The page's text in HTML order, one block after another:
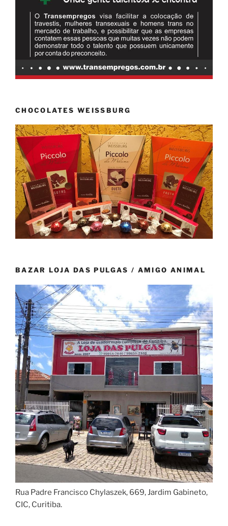
CHOCOLATES WEISSBURG
BAZAR LOJA DAS PULGAS / AMIGO ANIMAL
Rua Padre Francisco Chylaszek, 669, Jardim Gabineto,
CIC, Curitiba.